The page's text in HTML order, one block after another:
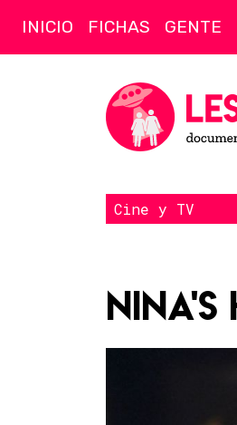
INICIO FICHAS GENTE